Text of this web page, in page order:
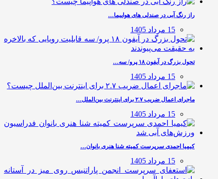
راز رنگ آبی در صندلی های هواپیما…
15 مرداد 1405
تحول بزرگ در آیفون ۱۸ پرو/ سه…
15 مرداد 1405
ماجرای اعمال ضریب ۲.۷ برای اینترنت بین‌الملل…
15 مرداد 1405
کیمیا احمدی سرپرست کمیته شنا هنری بانوان…
15 مرداد 1405